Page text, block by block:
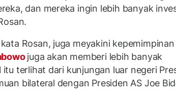
dan mereka ingin lebih banyak
Rosan, juga meyakini
juga akan memberi lebih banyak
itu terlihat dari kunjungan luar negeri
bilateral dengan Presiden AS Joe